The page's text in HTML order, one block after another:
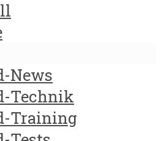
News
Technik
Training